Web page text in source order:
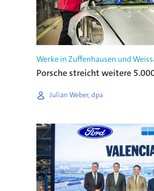
Werke in Zuffenhausen und
Porsche streicht weitere
Julian Weber, dpa